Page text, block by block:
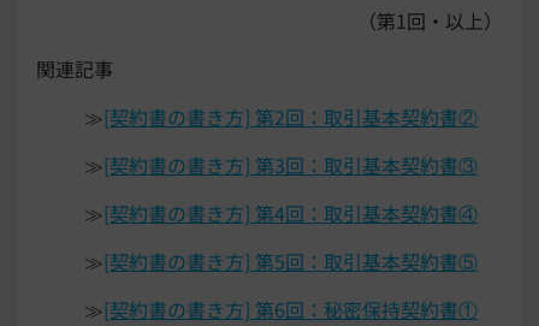
（第1回・以上）
関連記事
≫[契約書の書き方] 第2回：取引基本契約書②
≫[契約書の書き方] 第3回：取引基本契約書③
≫[契約書の書き方] 第4回：取引基本契約書④
≫[契約書の書き方] 第5回：取引基本契約書⑤
≫[契約書の書き方] 第6回：秘密保持契約書①